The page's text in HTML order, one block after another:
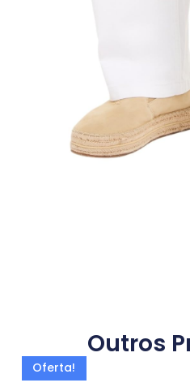
Outros
Oferta!